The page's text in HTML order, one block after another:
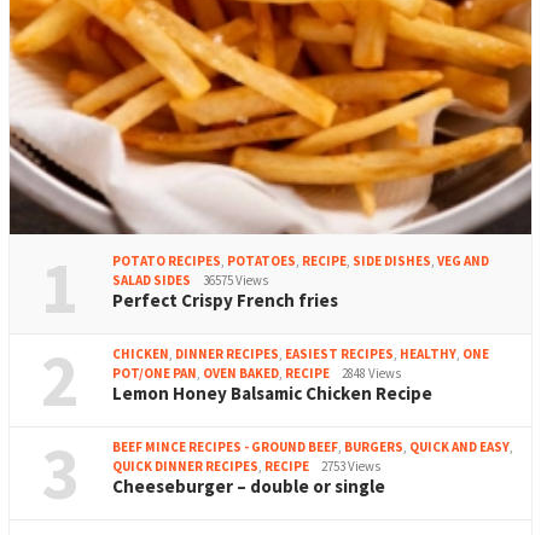
1 POTATO RECIPES, POTATOES, RECIPE, SIDE DISHES, VEG AND
SALAD SIDES
36575 Views
Perfect Crispy French fries
2 CHICKEN, DINNER RECIPES, EASIEST RECIPES, HEALTHY, ONE
POT/ONE PAN, OVEN BAKED, RECIPE 2848 Views
Lemon Honey Balsamic Chicken Recipe
3 BEEF MINCE RECIPES - GROUND BEEF, BURGERS, QUICK AND EASY,
QUICK DINNER RECIPES, RECIPE 2753 Views
Cheeseburger – double or single